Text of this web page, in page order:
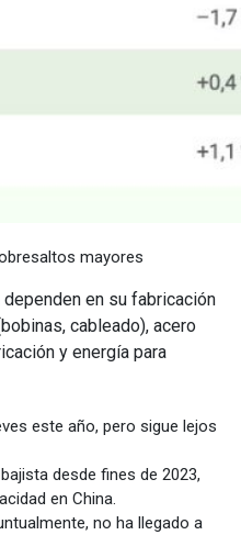
mayores
en su fabricación
cableado), acero
y energía para
este año, pero sigue lejos
desde fines de 2023,
en China.
no ha llegado a